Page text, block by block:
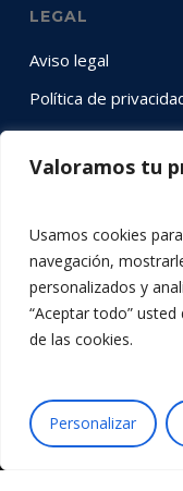
Valoramos tu
Usamos cookies
navegación,
personalizados y
“Aceptar todo”
de las cookies.
Personalizar
LEGAL
Aviso legal
Política de
Política de cookies
Instagram
© 2026 Acción por la